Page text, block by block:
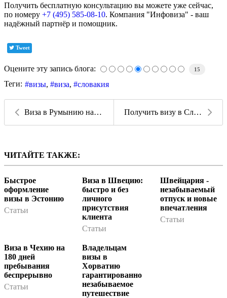
Получить бесплатную консультацию вы можете уже сейчас,
по номеру +7 (495) 585-08-10. Компания "Инфовиза" - ваш
надёжный партнёр и помощник.
Tweet
Оцените эту запись блога: 15
Теги: визы виза словакия
Виза в Румынию на любой срок всего за несколько дн... Получить визу в Словению теперь может каждый клиен...
ЧИТАЙТЕ ТАКЖЕ:
Быстрое
оформление
визы в Эстонию
Статьи
Виза в Швецию:
быстро и без
личного
присутствия
клиента
Статьи
Швейцария -
незабываемый
отпуск и новые
впечатления
Статьи
Виза в Чехию на
180 дней
пребывания
беспрерывно
Статьи
Владельцам
визы в
Хорватию
гарантированно
незабываемое
путешествие